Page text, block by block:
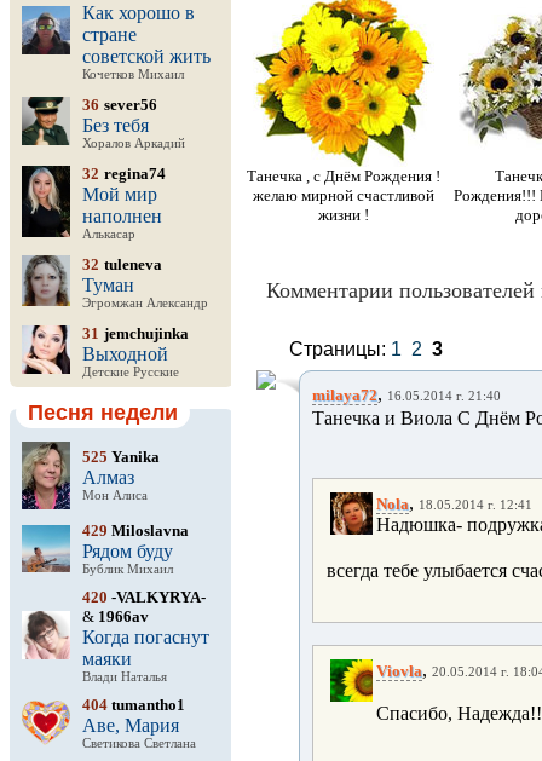
Как хорошо в
стране
советской жить
Кочетков Михаил
36 sever56
Без тебя
Хоралов Аркадий
32 regina74
Мой мир
наполнен
Алькасар
32 tuleneva
Туман
Эгромжан Александр
31 jemchujinka
Выходной
Детские Русские
Песня недели
525 Yanika
Алмаз
Мон Алиса
429 Miloslavna
Рядом буду
Бублик Михаил
420 -VALKYRYA-
& 1966av
Когда погаснут
маяки
Влади Наталья
404 tumantho1
Аве, Мария
Светикова Светлана
Танечка , с Днём Рождения !
желаю мирной счастливой
жизни !
Рождения!!!
Комментарии пользователей
Страницы: 1 2 3
milaya72, 16.05.2014 г. 21:40
Танечка и Виола С Днём
Nola, 18.05.2014 г. 12:41
Надюшка-
всегда тебе улыбается
Viovla, 20.05.2014 г.
Спасибо,